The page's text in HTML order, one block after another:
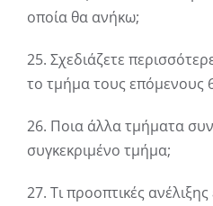
οποία θα ανήκω;
25. Σχεδιάζετε
το τμήμα τους επόμενους
26. Ποια άλλα τμήματα
συγκεκριμένο τμήμα;
27. Τι προοπτικές